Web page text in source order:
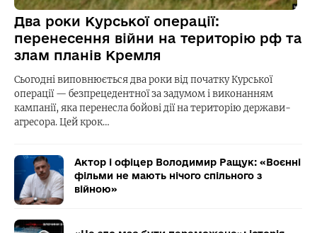
Два роки Курської операції:
перенесення війни на територію рф та
злам планів Кремля
Сьогодні виповнюється два роки від початку Курської
операції — безпрецедентної за задумом і виконанням
кампанії, яка перенесла бойові дії на територію держави-
агресора. Цей крок…
Актор і офіцер Володимир Ращук: «Воєнні
фільми не мають нічого спільного з
війною»